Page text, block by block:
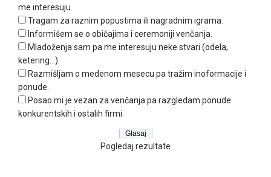
me interesuju.
Tragam za raznim popustima ili nagradnim igrama.
Informišem se o običajima i ceremoniji venčanja.
Mladoženja sam pa me interesuju neke stvari (odela,
ketering...).
Razmišljam o medenom mesecu pa tražim inoformacije i
ponude.
Posao mi je vezan za venčanja pa razgledam ponude
konkurentskih i ostalih firmi.
Pogledaj rezultate